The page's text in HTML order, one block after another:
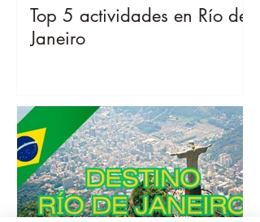
Top 5 actividades en Río de
Janeiro